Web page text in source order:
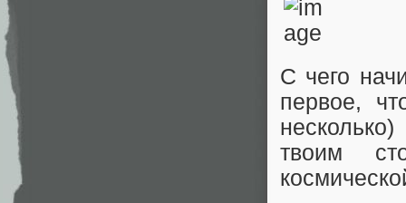
С чего
первое,
твоим